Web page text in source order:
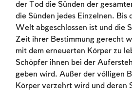
der Tod die Sünden der
die Sünden jedes Einzelnen. Bis
Welt abgeschlossen ist und die
Zeit ihrer Bestimmung gerecht
mit dem erneuerten Körper zu
Schöpfer ihnen bei der
geben wird. Außer der völligen
Körper verzehrt wird und deren